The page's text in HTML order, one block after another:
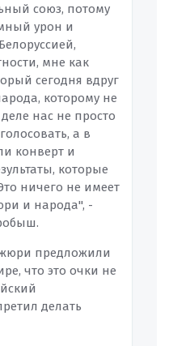
союз, потому
урон и
мне как
сегодня вдруг
которому не
нас не просто
а в
конверт и
которые
ничего не имеет
и народа", -
предложили
что это очки не
делать